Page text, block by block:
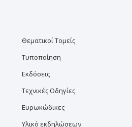
Θεματικοί Τομείς
Τυποποίηση
Εκδόσεις
Τεχνικές Οδηγίες
Ευρωκώδικες
Υλικό εκδηλώσεων